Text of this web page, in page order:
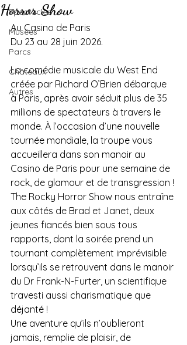
Spectacles
Musées
Parcs
Châteaux
Autres
Horror Show
Au Casino de Paris
Du 23 au 28 juin 2026.
La comédie musicale du West End
créée par Richard O’Brien débarque
à Paris, après avoir séduit plus de 35
millions de spectateurs à travers le
monde. À l’occasion d’une nouvelle
tournée mondiale, la troupe vous
accueillera dans son manoir au
Casino de Paris pour une semaine de
rock, de glamour et de transgression !
The Rocky Horror Show nous entraîne
aux côtés de Brad et Janet, deux
jeunes fiancés bien sous tous
rapports, dont la soirée prend un
tournant complètement imprévisible
lorsqu’ils se retrouvent dans le manoir
du Dr Frank-N-Furter, un scientifique
travesti aussi charismatique que
déjanté !
Une aventure qu’ils n’oublieront
jamais, remplie de plaisir, de